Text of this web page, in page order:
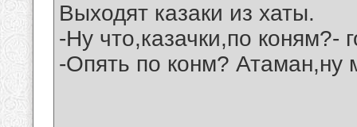
Выходят казаки из хаты.
-Ну что,казачки,по коням?-
-Опять по конм? Атаман,ну